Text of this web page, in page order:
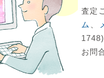
査定
ム
お問